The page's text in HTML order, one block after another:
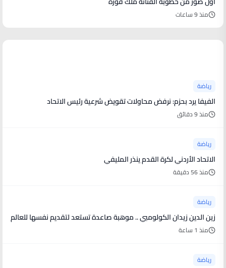
منذ 9 ساعات
رياضة
الفيفا يرد بحزم: نرفض محاولات تقويض شرعية رئيس الاتحاد
منذ 9 دقائق
رياضة
الاتحاد الأردني لكرة القدم ينذر المليفي
منذ 56 دقيقة
رياضة
زين الدين زيدان الكولومبي .. موهبة صاعدة تستعد لتقديم نفسها للعالم
منذ 1 ساعة
رياضة